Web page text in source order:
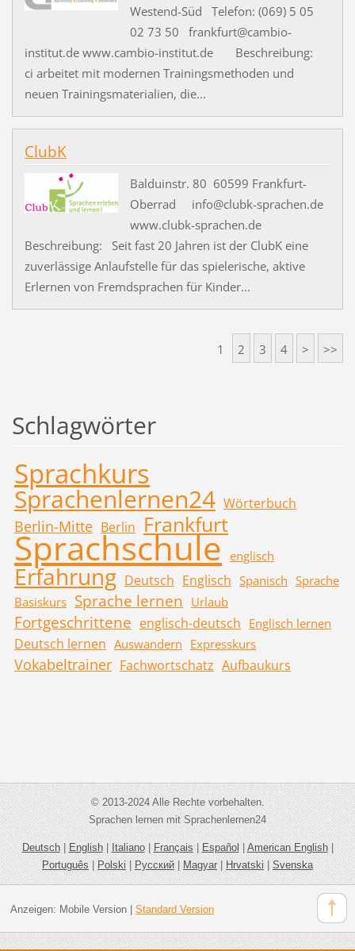
Westend-Süd Telefon: (069) 5 05
02 73 50 frankfurt@cambio-
institut.de www.cambio-institut.de Beschreibung:
ci arbeitet mit modernen Trainingsmethoden und
neuen Trainingsmaterialien, die...
ClubK
Balduinstr. 80 60599 Frankfurt-
Oberrad info@clubk-sprachen.de
www.clubk-sprachen.de
Beschreibung: Seit fast 20 Jahren ist der ClubK eine
zuverlässige Anlaufstelle für das spielerische, aktive
Erlernen von Fremdsprachen für Kinder...
1 2 3 4 > >>
Schlagwörter
Sprachkurs
Sprachenlernen24 Wörterbuch
Berlin-Mitte Berlin Frankfurt
Sprachschule englisch
Erfahrung Deutsch Englisch Spanisch Sprache
Basiskurs Sprache lernen Urlaub
Fortgeschrittene englisch-deutsch Englisch lernen
Deutsch lernen Auswandern Expresskurs
Vokabeltrainer Fachwortschatz Aufbaukurs
© 2013-2024 Alle Rechte vorbehalten.
Sprachen lernen mit Sprachenlernen24
Deutsch|English|Italiano|Français|Español|American English|
Português|Polski|Русский|Magyar|Hrvatski|Svenska
Anzeigen: Mobile Version| Standard Version